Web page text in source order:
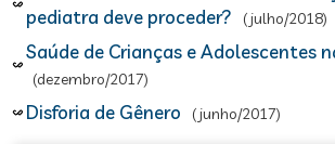
pediatra deve proceder?
(julho/2018)
Saúde de Crianças e Adolescentes
(dezembro/2017)
Disforia de Gênero (junho/2017)